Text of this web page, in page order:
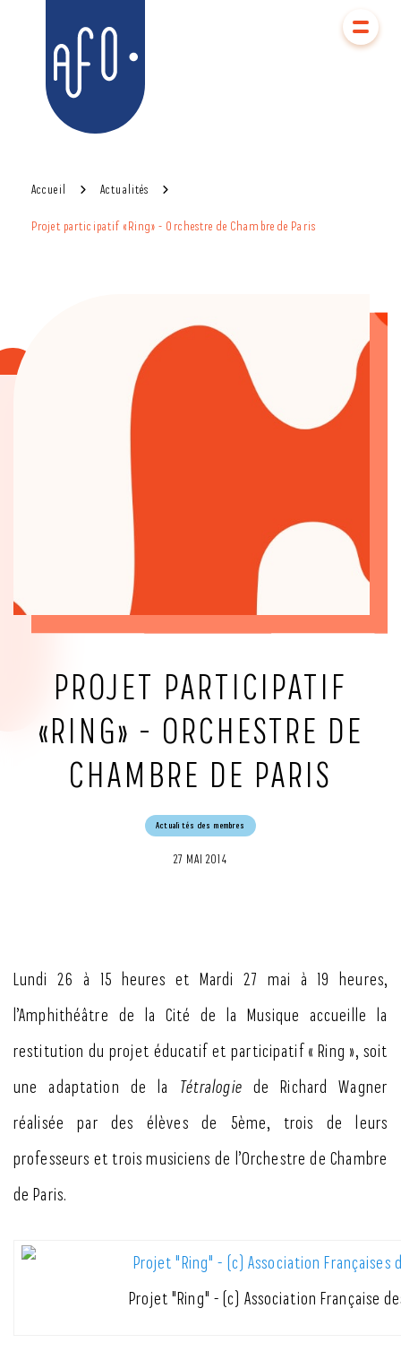
menu
contenu
AFO
Accueil Actualités
Projet participatif «Ring» - Orchestre de Chambre de Paris
PROJET PARTICIPATIF
«RING» - ORCHESTRE DE
CHAMBRE DE PARIS
Actualités des membres
27 MAI 2014
Lundi 26 à 15 heures et Mardi 27 mai à 19 heures,
l’Amphithéâtre de la Cité de la Musique accueille la
restitution du projet éducatif et participatif « Ring », soit
une adaptation de la Tétralogie de Richard Wagner
réalisée par des élèves de 5ème, trois de leurs
professeurs et trois musiciens de l’Orchestre de Chambre
de Paris.
Projet "Ring" - (c) Association Française